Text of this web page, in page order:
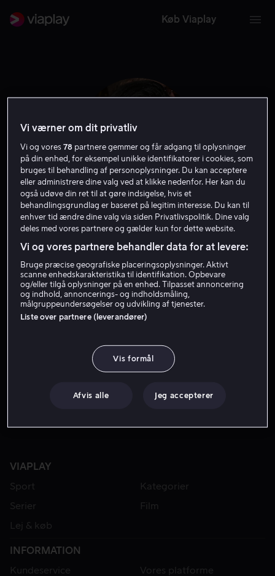
Køb Viaplay
Nida Manzoor
Instruktør
VIAPLAY
Sport
Kategorier
Serier
Film
Lej & køb
INFORMATION
Kundeservice
Vores platforme
Vi værner om dit privatliv
Vi og vores78 partnere gemmer og får adgang til oplysninger
på din enhed, for eksempel unikke identifikatorer i cookies, som
bruges til behandling af personoplysninger. Du kan acceptere
eller administrere dine valg ved at klikke nedenfor. Her kan du
også udøve din ret til at gøre indsigelse, hvis et
behandlingsgrundlag er baseret på legitim interesse. Du kan til
enhver tid ændre dine valg via siden Privatlivspolitik. Dine valg
deles med vores partnere og gælder kun for dette website.
Vi og vores partnere behandler data for at levere:
Bruge præcise geografiske placeringsoplysninger. Aktivt
scanne enhedskarakteristika til identifikation. Opbevare
og/eller tilgå oplysninger på en enhed. Tilpasset annoncering
og indhold, annoncerings- og indholdsmåling,
målgruppeundersøgelser og udvikling af tjenester.
Liste over partnere (leverandører)
Vis formål
Afvis alle Jeg accepterer